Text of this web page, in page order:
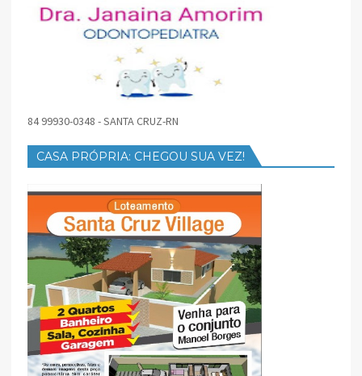
84 99930-0348 - SANTA CRUZ-RN
CASA PRÓPRIA: CHEGOU SUA VEZ!